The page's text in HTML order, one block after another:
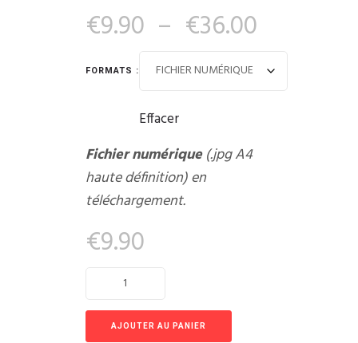
€9.90 – €36.00
FORMATS :
Effacer
Fichier numérique(.jpg A4
haute définition) en
téléchargement.
€9.90
AJOUTER AU PANIER